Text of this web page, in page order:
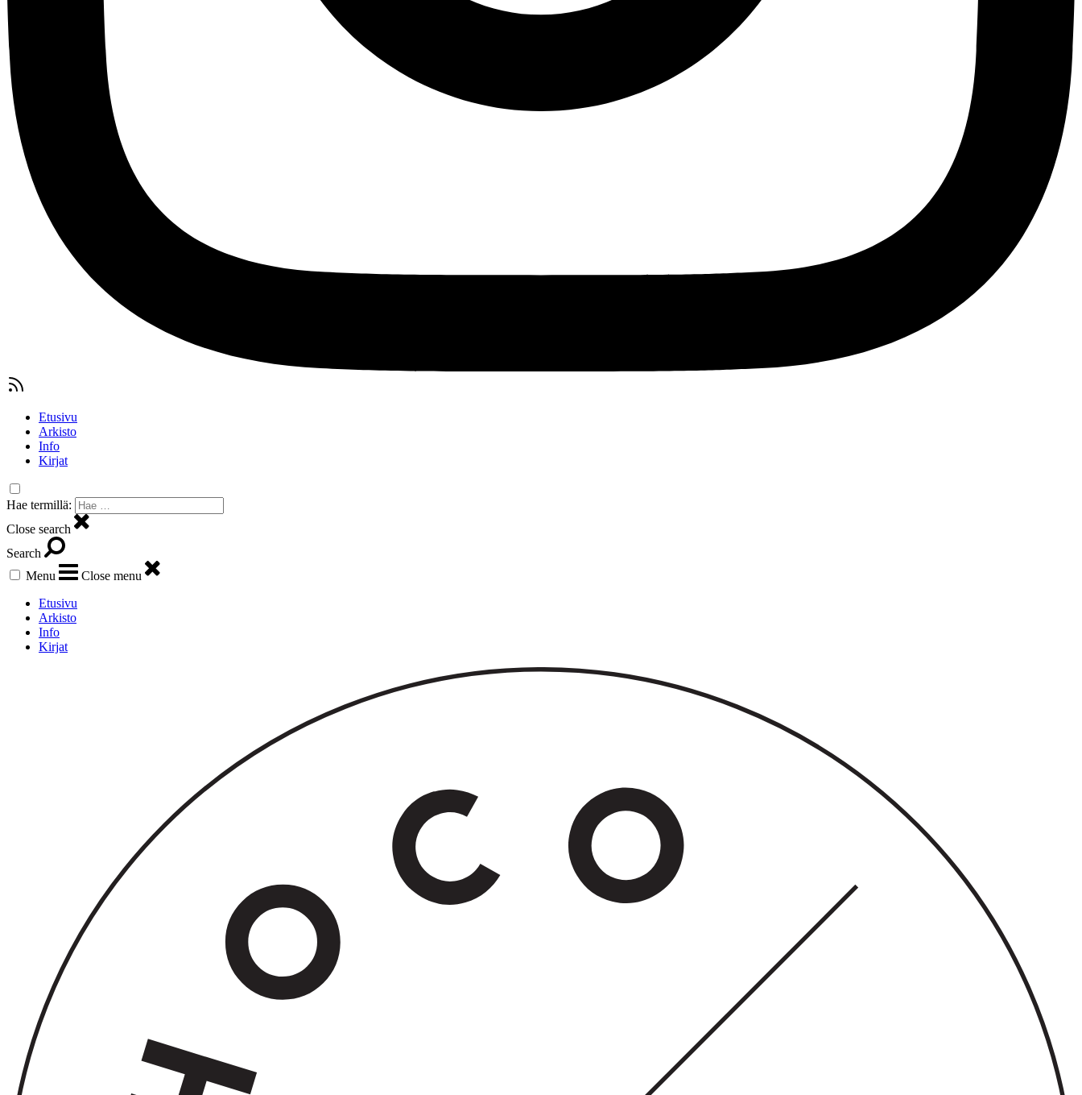
Etusivu
Arkisto
Info
Kirjat
Hae termillä:
Close search
Search
Menu
Close menu
Etusivu
Arkisto
Info
Kirjat